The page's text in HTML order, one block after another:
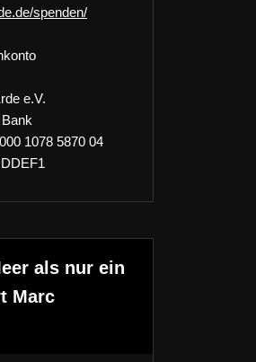
spenden/
e.V.
1078 5870 04
als nur ein
Marc